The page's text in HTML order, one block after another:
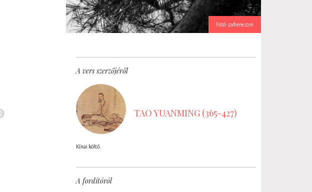
Fotó: pxhere.com
A vers szerzőjéről
TAO YUANMING (365-427)
Kínai költő.
A fordítóról